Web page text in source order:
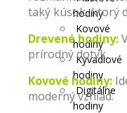
hodiny
Kovové
hodiny
Kyvadlové
hodiny
Digitálne
hodiny
taký kúsok, ktorý
Drevené hodiny:
prírodný dotyk.
Kovové hodiny:
moderný vzhľad.